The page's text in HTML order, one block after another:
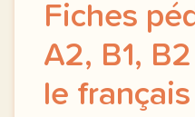
Fiches
A2, B1,
le